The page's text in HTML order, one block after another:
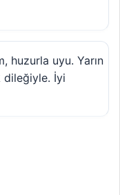
huzurla uyu. Yarın
dileğiyle. İyi